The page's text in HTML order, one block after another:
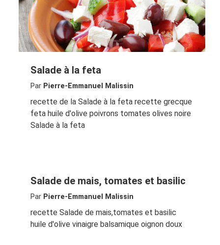
Salade à la feta
Par Pierre-Emmanuel Malissin
recette de la Salade à la feta recette grecque
feta huile d'olive poivrons tomates olives noire
Salade à la feta
Salade de mais, tomates et basilic
Par Pierre-Emmanuel Malissin
recette Salade de mais,tomates et basilic
huile d'olive vinaigre balsamique oignon doux